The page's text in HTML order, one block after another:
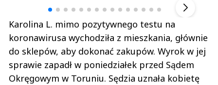
Karolina L. mimo pozytywnego testu na
koronawirusa wychodziła z mieszkania, głównie
do sklepów, aby dokonać zakupów. Wyrok w jej
sprawie zapadł w poniedziałek przed Sądem
Okręgowym w Toruniu. Sędzia uznała kobietę